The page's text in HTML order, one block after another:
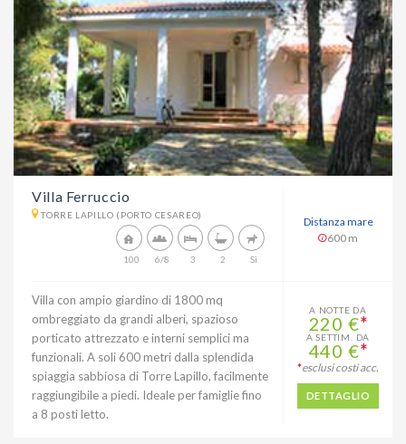
Villa Ferruccio
TORRE LAPILLO (PORTO CESAREO)
Sì
2
3
6/8
100
Distanza mare
600 m
Villa con ampio giardino di 1800 mq
ombreggiato da grandi alberi, spazioso
porticato attrezzato e interni semplici ma
funzionali. A soli 600 metri dalla splendida
spiaggia sabbiosa di Torre Lapillo, facilmente
raggiungibile a piedi. Ideale per famiglie fino
a 8 posti letto.
A NOTTE DA
220 €*
A SETTIM. DA
440 €*
*esclusi costi acc.
DETTAGLIO